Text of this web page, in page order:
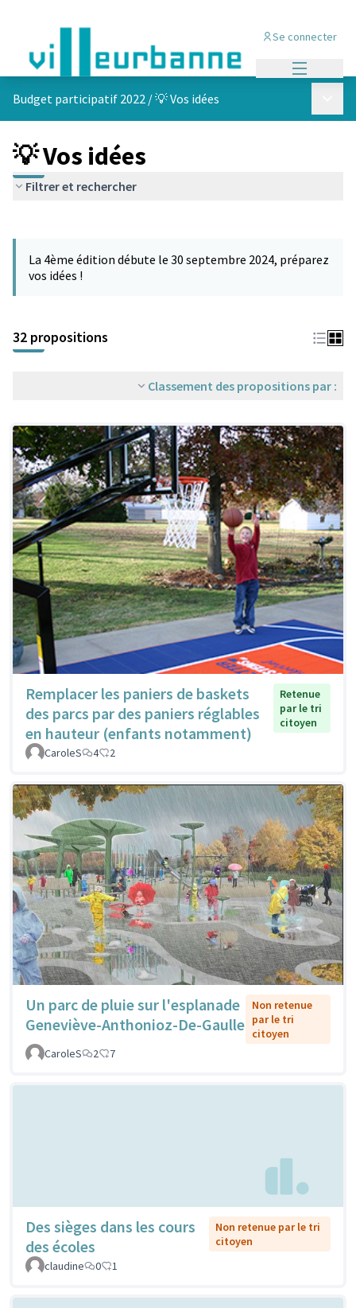
Se connecter
Budget participatif 2022 /💡 Vos idées
💡 Vos idées
Filtrer et rechercher
−
La 4ème édition débute le 30 septembre 2024, préparez
vos idées !
32 propositions
Classement des propositions par :
Remplacer les paniers de baskets
des parcs par des paniers réglables
en hauteur (enfants notamment)
Retenue
par le tri
citoyen
CaroleS 4 2
Un parc de pluie sur l'esplanade
Geneviève-Anthonioz-De-Gaulle
Non retenue
par le tri
citoyen
CaroleS
2 7
Des sièges dans les cours
des écoles
Non retenue par le tri
citoyen
claudine
0 1